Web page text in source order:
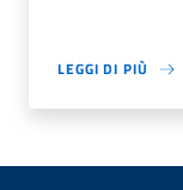
LEGGI DI PIÙ